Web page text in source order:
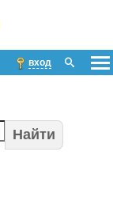
вход
Найти